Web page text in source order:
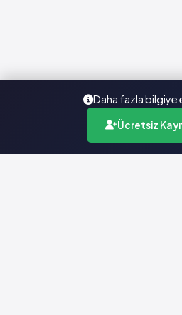
Daha fazla bilgiye
Ücretsiz